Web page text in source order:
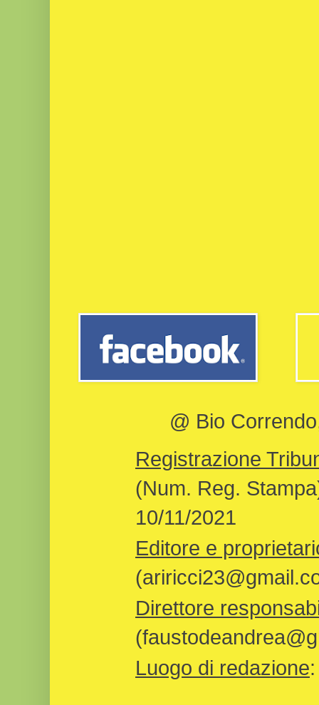
@ Bio
Registrazione
(Num. Reg.
10/11/2021
Editore e
Direttore
Luogo di redazione